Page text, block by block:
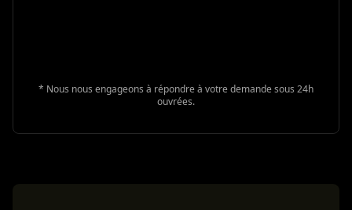
* Nous nous engageons à répondre à votre demande sous 24h
ouvrées.